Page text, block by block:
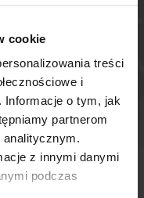
cookie
treści
i
Informacje o tym, jak
partnerom
analitycznym.
z innymi danymi
podczas
SZUKAJ